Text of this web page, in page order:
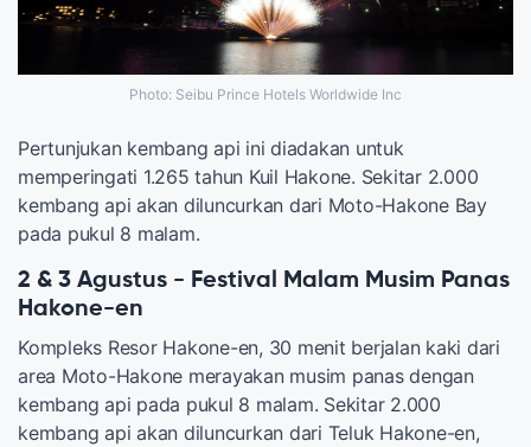
Photo: Seibu Prince Hotels Worldwide Inc
Pertunjukan kembang api ini diadakan untuk
memperingati 1.265 tahun Kuil Hakone. Sekitar 2.000
kembang api akan diluncurkan dari Moto-Hakone Bay
pada pukul 8 malam.
2 & 3 Agustus - Festival Malam Musim Panas
Hakone-en
Kompleks Resor Hakone-en, 30 menit berjalan kaki dari
area Moto-Hakone merayakan musim panas dengan
kembang api pada pukul 8 malam. Sekitar 2.000
kembang api akan diluncurkan dari Teluk Hakone-en,